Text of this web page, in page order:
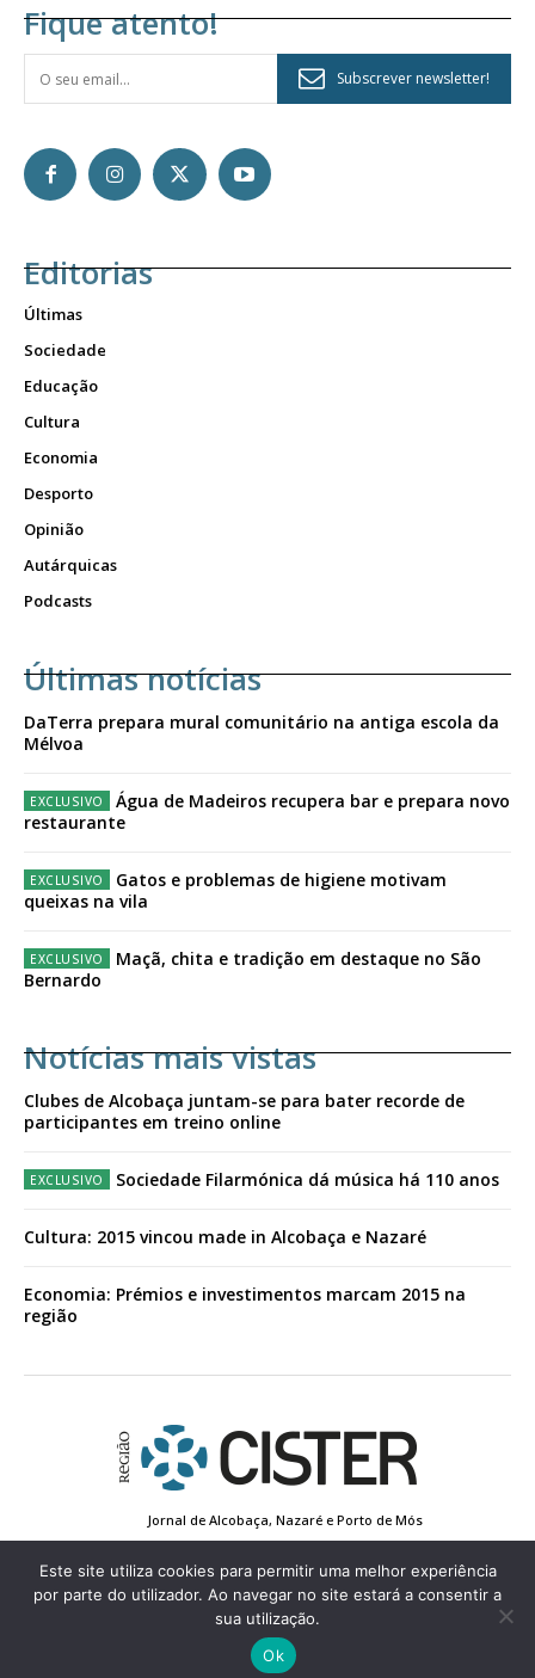
Fique atento!
Subscrever newsletter!
Editorias
Últimas
Sociedade
Educação
Cultura
Economia
Desporto
Opinião
Autárquicas
Podcasts
Últimas notícias
DaTerra prepara mural comunitário na antiga escola da
Mélvoa
Água de Madeiros recupera bar e prepara novo
restaurante
Gatos e problemas de higiene motivam
queixas na vila
Maçã, chita e tradição em destaque no São
Bernardo
Notícias mais vistas
Clubes de Alcobaça juntam-se para bater recorde de
participantes em treino online
Sociedade Filarmónica dá música há 110 anos
Cultura: 2015 vincou made in Alcobaça e Nazaré
Economia: Prémios e investimentos marcam 2015 na
região
Jornal de Alcobaça, Nazaré e Porto de Mós
Conta de Registo
Edição Impressa
© 2022 Região de Cister - Todos os direitos reservados.
Este site utiliza cookies para permitir uma melhor experiência
por parte do utilizador. Ao navegar no site estará a consentir a
sua utilização.
Ok